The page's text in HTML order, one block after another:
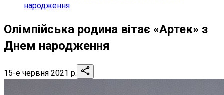
народження
Олімпійська родина вітає «Артек» з
Днем народження
15-е червня 2021 р.